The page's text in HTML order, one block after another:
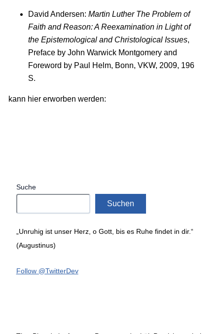
David Andersen: Martin Luther The Problem of
Faith and Reason: A Reexamination in Light of
the Epistemological and Christological Issues,
Preface by John Warwick Montgomery and
Foreword by Paul Helm, Bonn, VKW, 2009, 196
S.
kann hier erworben werden:
Suche
Suchen
„Unruhig ist unser Herz, o Gott, bis es Ruhe findet in dir.“
(Augustinus)
Follow @TwitterDev